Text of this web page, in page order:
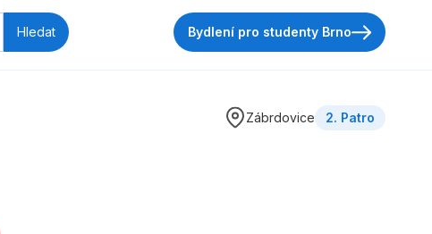
Bydlení pro studenty Brno
Zábrdovice 2. Patro